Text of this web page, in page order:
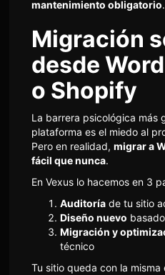
mantenimiento obligatorio.
Migración
desde
o Shopify
La barrera psicológica más
plataforma es el miedo al
Pero en realidad, migrar a
fácil que nunca.
En Vexus lo hacemos en 3
Auditoríade tu sitio
Diseño nuevo
Migración y
técnico
Tu sitio queda con la